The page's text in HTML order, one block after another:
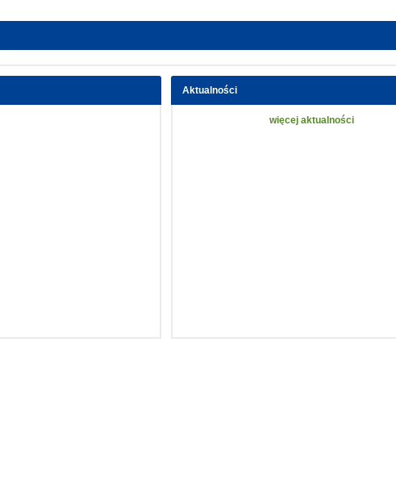
Aktualności
więcej aktualności